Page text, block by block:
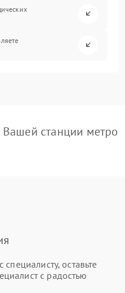
станции метро
специалисту, оставьте
с радостью